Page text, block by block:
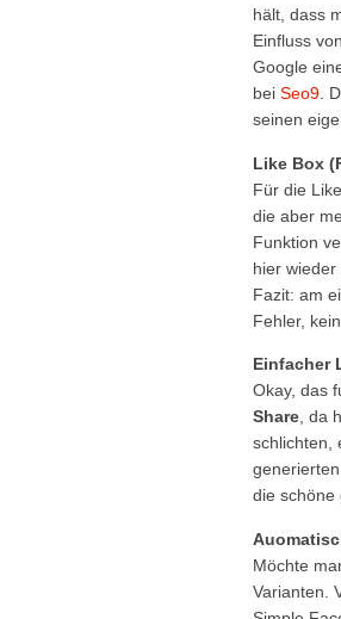
hält, dass
Einfluss
Google
bei Seo9.
seinen
Like Box
Für die
die aber
Funktion
hier wieder
Fazit: am
Fehler,
Einfacher
Okay, das
Share, da
schlichten,
die schöne
Möchte
Varianten.